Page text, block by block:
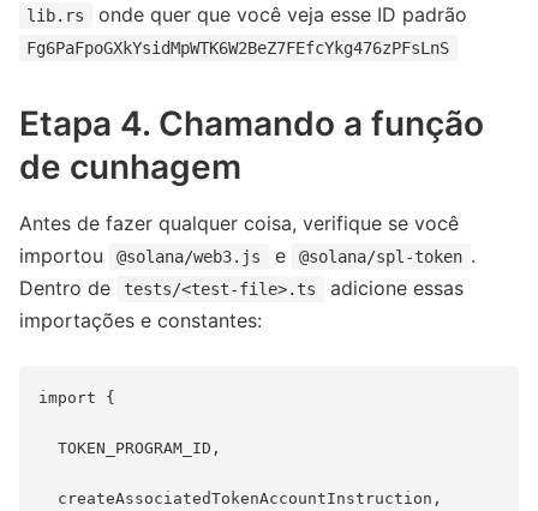
lib.rs onde quer que você veja esse ID padrão
Fg6PaFpoGXkYsidMpWTK6W2BeZ7FEfcYkg476zPFsLnS
Etapa 4. Chamando a função
de cunhagem
Antes de fazer qualquer coisa, verifique se você
importou
@solana/web3.js e @solana/spl-token .
Dentro de
tests/<test-file>.ts
adicione essas
importações e constantes:
import {
TOKEN_PROGRAM_ID,
createAssociatedTokenAccountInstruction,